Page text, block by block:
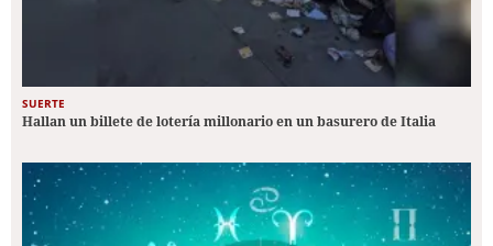
SUERTE
Hallan un billete de lotería millonario en un basurero de Italia